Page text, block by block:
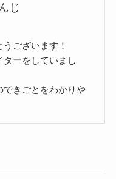
じ
ございます！
ーをしていまし
できごとをわかりや